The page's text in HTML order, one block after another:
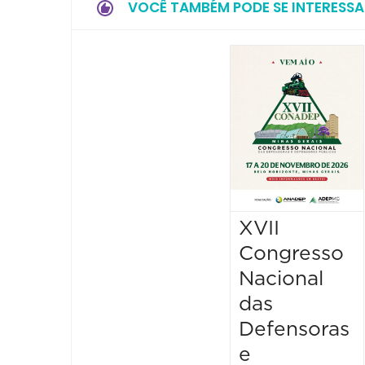
VOCÊ TAMBÉM PODE SE
XVII
Congresso
Nacional
das
Defensoras
e